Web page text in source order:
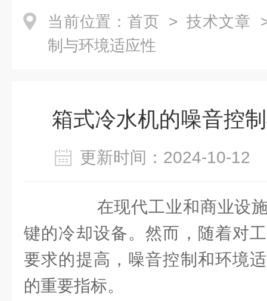
当前位置： 首页 > 技术文章
制与环境适应性
箱式冷水机的噪音控
更新时间：2024-10-
在现代工业和商业设施
键的冷却设备。然而，随着对
要求的提高，噪音控制和环境
的重要指标。